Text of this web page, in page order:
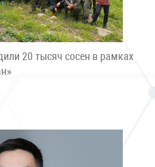
20 тысяч сосен в рамках